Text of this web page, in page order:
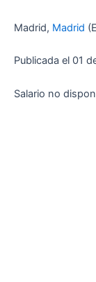
Madrid, Madrid
Publicada el 01
Salario no